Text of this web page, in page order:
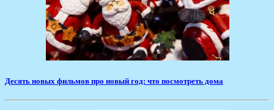
​Десять новых фильмов про новый год: что посмотреть дома